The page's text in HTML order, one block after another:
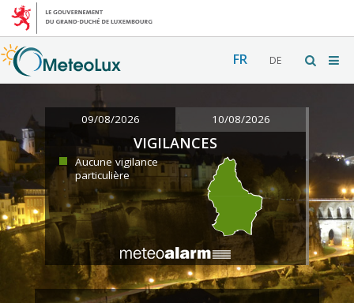
FR DE
09/08/2026 10/08/2026
VIGILANCES
Aucune vigilance
particulière